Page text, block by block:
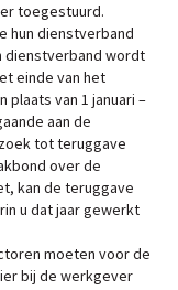
toegestuurd.
hun dienstverband
dienstverband wordt
einde van het
plaats van 1 januari –
aan de
tot teruggave
over de
kan de teruggave
u dat jaar gewerkt
moeten voor de
bij de werkgever